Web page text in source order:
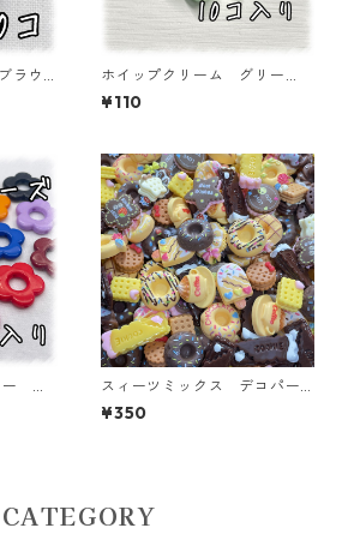
ラウ
ツ
S
ホイップクリーム グリー
ン 10個入り デコパーツ
貼り付けパーツ【DP-CM-00
¥110
ー ミ
スィーツミックス デコパー
ツ イエロー 45個入り 貼
り付けパーツ【DP-SW-MIX
¥350
CATEGORY